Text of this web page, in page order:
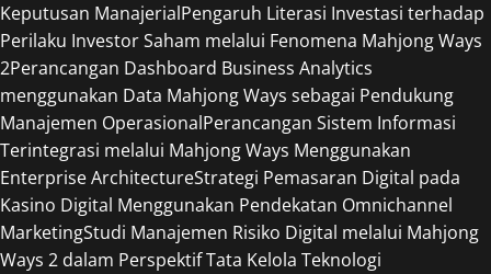
Keputusan ManajerialPengaruh Literasi Investasi terhadap
Perilaku Investor Saham melalui Fenomena Mahjong Ways
2Perancangan Dashboard Business Analytics
menggunakan Data Mahjong Ways sebagai Pendukung
Manajemen OperasionalPerancangan Sistem Informasi
Terintegrasi melalui Mahjong Ways Menggunakan
Enterprise ArchitectureStrategi Pemasaran Digital pada
Kasino Digital Menggunakan Pendekatan Omnichannel
MarketingStudi Manajemen Risiko Digital melalui Mahjong
Ways 2 dalam Perspektif Tata Kelola Teknologi